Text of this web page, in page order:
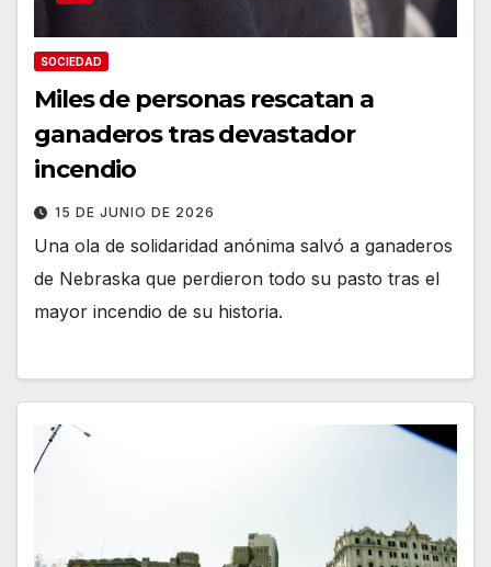
SOCIEDAD
Miles de personas rescatan a
ganaderos tras devastador
incendio
15 DE JUNIO DE 2026
Una ola de solidaridad anónima salvó a ganaderos
de Nebraska que perdieron todo su pasto tras el
mayor incendio de su historia.